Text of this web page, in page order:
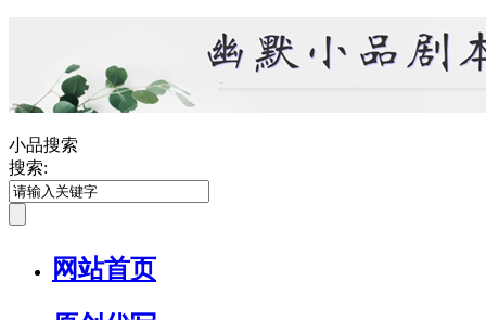
小品搜索
搜索:
网站首页